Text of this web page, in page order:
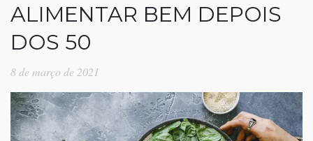
ALIMENTAR BEM DEPOIS
DOS 50
8 de março de 2021